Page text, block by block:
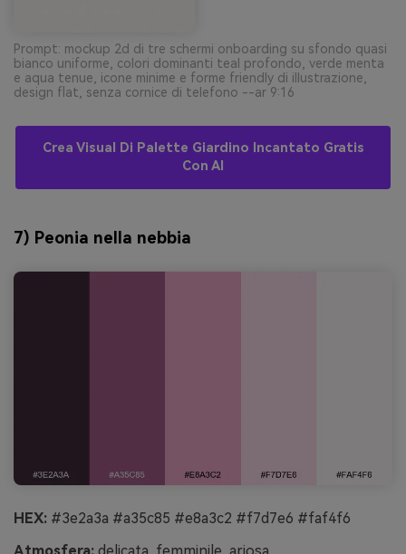
Prompt: mockup 2d di tre schermi onboarding su sfondo quasi
bianco uniforme, colori dominanti teal profondo, verde menta
e aqua tenue, icone minime e forme friendly di illustrazione,
design flat, senza cornice di telefono --ar 9:16
Crea Visual Di Palette Giardino Incantato Gratis
Con AI
7) Peonia nella nebbia
HEX: #3e2a3a #a35c85 #e8a3c2 #f7d7e6 #faf4f6